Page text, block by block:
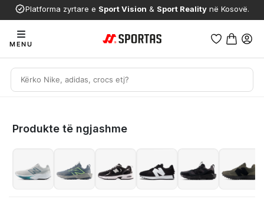
Platforma zyrtare e Sport Vision & Sport Reality në Kosovë.
MENU
Produkte të ngjashme